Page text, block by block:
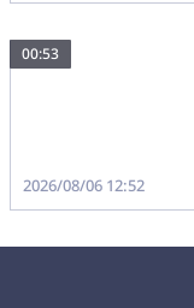
00:53
2026/08/06 12:52